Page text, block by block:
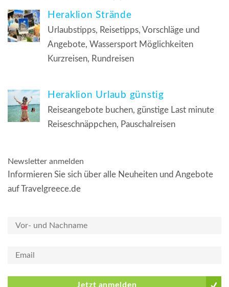
Heraklion Strände
Urlaubstipps, Reisetipps, Vorschläge und
Angebote, Wassersport Möglichkeiten
Kurzreisen, Rundreisen
Heraklion Urlaub günstig
Reiseangebote buchen, günstige Last minute
Reiseschnäppchen, Pauschalreisen
Newsletter anmelden
Informieren Sie sich über alle Neuheiten und Angebote
auf Travelgreece.de
Jetzt anmelden